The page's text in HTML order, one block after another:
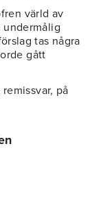
värld av
tas några
gått
på